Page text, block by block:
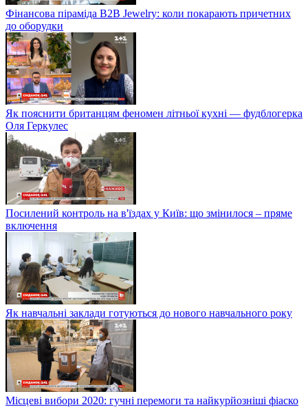
Фінансова піраміда B2B Jewelry: коли покарають причетних
до оборудки
Як пояснити британцям феномен літньої кухні — фудблогерка
Оля Геркулес
Посилений контроль на в'їздах у Київ: що змінилося – пряме
включення
Як навчальні заклади готуються до нового навчального року
Місцеві вибори 2020: гучні перемоги та найкурйозніші фіаско